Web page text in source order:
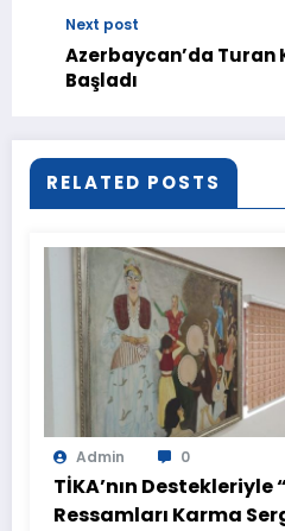
Next post
Azerbaycan’da Turan
Başladı
RELATED POSTS
Admin 0
TİKA’nın Destekleriyle
Ressamları Karma